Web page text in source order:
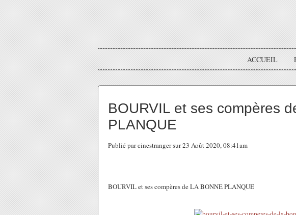
ACCUEIL
BOURVIL et ses compères
PLANQUE
Publié par cinestranger sur 23 Août 2020, 08:41am
BOURVIL et ses compères de LA BONNE PLANQUE